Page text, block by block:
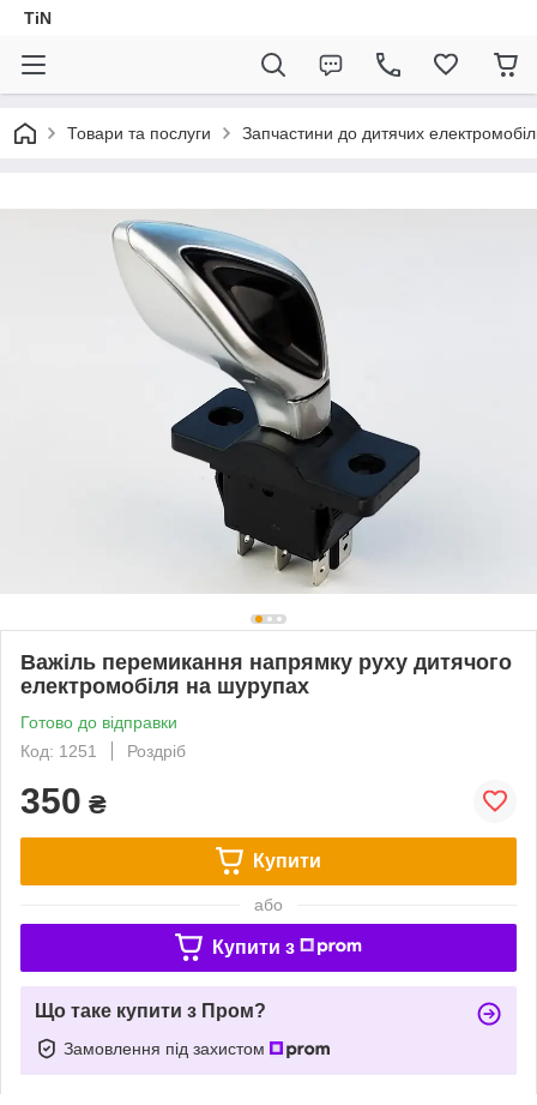
TiN
Товари та послуги Запчастини до дитячих
Важіль перемикання напрямку руху дитячого
електромобіля на шурупах
Готово до відправки
Код: 1251
Роздріб
350 ₴
Купити
або
Купити з
Що таке купити з Пром?
Замовлення під захистом